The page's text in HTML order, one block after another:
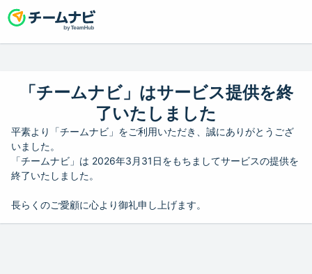
「チームナビ」はサービス提供を終
了いたしました
平素より「チームナビ」をご利用いただき、誠にありがとうござ
いました。
「チームナビ」は 2026年3月31日をもちましてサービスの提供を
終了いたしました。
長らくのご愛顧に心より御礼申し上げます。